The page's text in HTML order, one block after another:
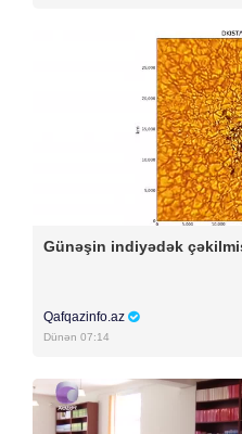
Günəşin indiyədək
Qafqazinfo.az
Dünən 07:14